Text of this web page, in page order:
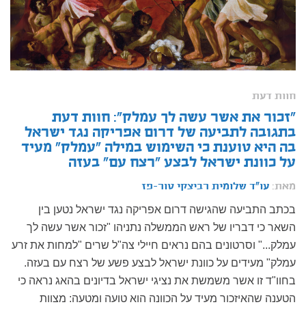
חוות דעת
"זכור את אשר עשה לך עמלק": חוות דעת
בתגובה לתביעה של דרום אפריקה נגד ישראל
בה היא טוענת כי השימוש במילה "עמלק" מעיד
על כוונת ישראל לבצע "רצח עם" בעזה
מאת: עו"ד שלומית רביצקי טור-פז
בכתב התביעה שהגישה דרום אפריקה נגד ישראל נטען בין
השאר כי דבריו של ראש הממשלה נתניהו "זכור אשר עשה לך
עמלק..." וסרטונים בהם נראים חיילי צה"ל שרים "למחות את זרע
עמלק" מעידים על כוונת ישראל לבצע פשע של רצח עם בעזה.
בחוו"ד זו אשר משמשת את נציגי ישראל בדיונים בהאג נראה כי
הטענה שהאיזכור מעיד על הכוונה הוא טועה ומטעה: מצוות